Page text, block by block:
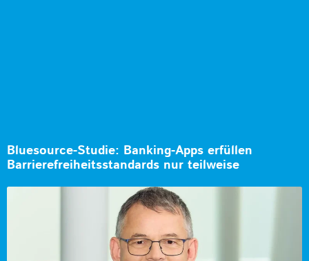
Bluesource-Studie: Banking-Apps erfüllen
Barrierefreiheitsstandards nur teilweise